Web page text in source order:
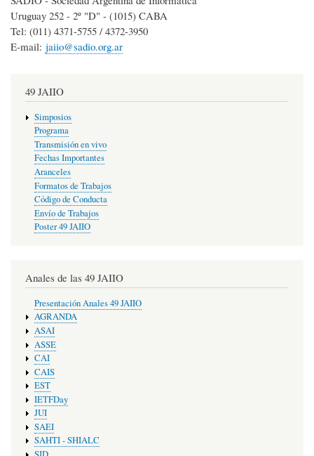
Uruguay 252 - 2º "D" - (1015) CABA
Tel: (011) 4371-5755 / 4372-3950
E-mail: jaiio@sadio.org.ar
49 JAIIO
Simposios
Programa
Transmisión en vivo
Fechas Importantes
Aranceles
Formatos de Trabajos
Código de Conducta
Envío de Trabajos
Poster 49 JAIIO
Anales de las 49 JAIIO
Presentación Anales 49 JAIIO
AGRANDA
ASAI
ASSE
CAI
CAIS
EST
IETFDay
JUI
SAEI
SAHTI - SHIALC